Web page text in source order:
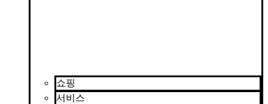
쇼핑
서비스